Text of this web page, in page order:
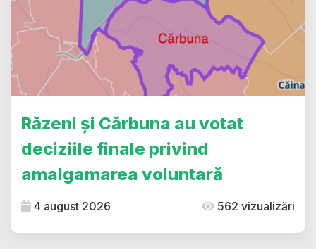
Răzeni și Cărbuna au votat
deciziile finale privind
amalgamarea voluntară
4 august 2026 562 vizualizări